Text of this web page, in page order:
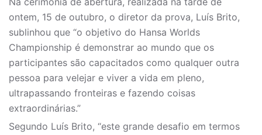
ontem, 15 de outubro, o diretor da prova, Luís Brito,
sublinhou que “o objetivo do Hansa Worlds
Championship é demonstrar ao mundo que os
participantes são capacitados como qualquer outra
pessoa para velejar e viver a vida em pleno,
ultrapassando fronteiras e fazendo coisas
extraordinárias.”
Segundo Luís Brito, “este grande desafio em termos